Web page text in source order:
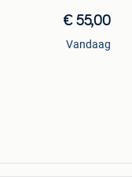
€ 55,00
Vandaag